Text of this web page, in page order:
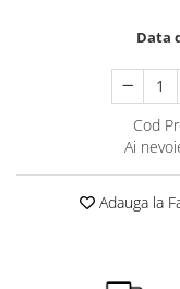
Data
Cod
Ai
Adauga la